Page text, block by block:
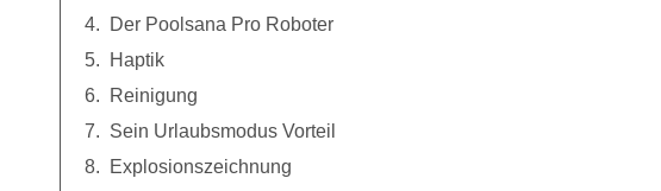
Der Poolsana Pro Roboter
Haptik
Reinigung
Sein Urlaubsmodus Vorteil
Explosionszeichnung